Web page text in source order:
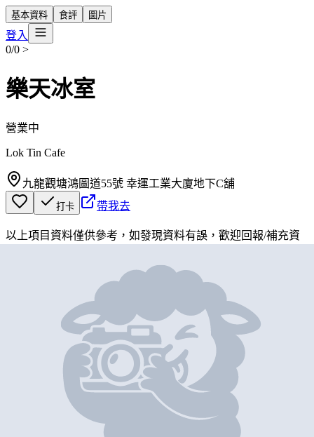
基本資料 食評 圖片
登入
0/0 >
樂天冰室
營業中
Lok Tin Cafe
九龍觀塘鴻圖道55號 幸運工業大廈地下C舖
打卡 帶我去
以上項目資料僅供參考，如發現資料有誤，歡迎回報/補充資
樂天冰室